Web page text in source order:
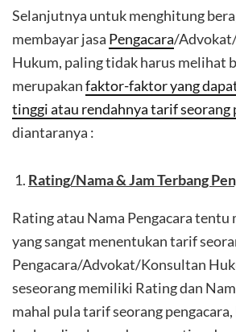
Selanjutnya untuk menghitung
membayar jasa Pengacara/
Hukum, paling tidak harus melihat
merupakanfaktor-faktor yang
tinggi atau rendahnya tarif seorang
diantaranya :
Rating/Nama & Jam Terbang
Rating atau Nama Pengacara tentu
yang sangat menentukan tarif
Pengacara/Advokat/Konsultan
seseorang memiliki Rating dan
mahal pula tarif seorang